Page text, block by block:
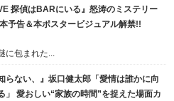
探偵はBARにいる』怒涛のミステリー
予告＆本ポスタービジュアル解禁!!
に包まれた...
らない、』坂口健太郎「愛情は誰かに向
」 愛おしい“家族の時間”を捉えた場面カ